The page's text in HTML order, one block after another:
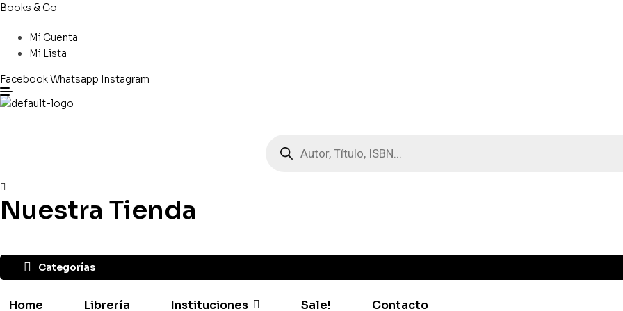
Books & Co
Mi Cuenta
Mi Lista
FacebookWhatsapp Instagram
productos
Nuestra Tienda
Categorías
Home Librería Instituciones Sale! Contacto